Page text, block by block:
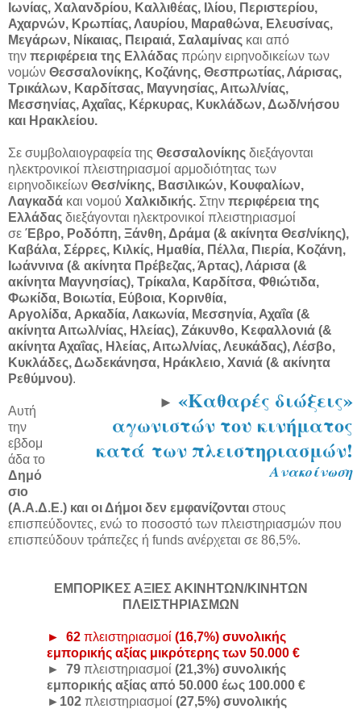
Ιωνίας, Χαλανδρίου, Καλλιθέας, Ιλίου, Περιστερίου,
Αχαρνών, Κρωπίας, Λαυρίου, Μαραθώνα, Ελευσίνας,
Μεγάρων, Νίκαιας, Πειραιά, Σαλαμίνας και από
την περιφέρεια της Ελλάδας πρώην ειρηνοδικείων των
νομών Θεσσαλονίκης, Κοζάνης, Θεσπρωτίας, Λάρισας,
Τρικάλων, Καρδίτσας, Μαγνησίας, Αιτωλ/νίας,
Μεσσηνίας, Αχαΐας, Κέρκυρας, Κυκλάδων, Δωδ/νήσου
και Ηρακλείου.
Σε συμβολαιογραφεία της Θεσσαλονίκης διεξάγονται
ηλεκτρονικοί πλειστηριασμοί αρμοδιότητας των
ειρηνοδικείων Θεσ/νίκης, Βασιλικών, Κουφαλίων,
Λαγκαδά και νομού Χαλκιδικής. Στην περιφέρεια της
Ελλάδας διεξάγονται ηλεκτρονικοί πλειστηριασμοί
σε Έβρο, Ροδόπη, Ξάνθη, Δράμα (& ακίνητα Θεσ/νίκης),
Καβάλα, Σέρρες, Κιλκίς, Ημαθία, Πέλλα, Πιερία, Κοζάνη,
Ιωάννινα (& ακίνητα Πρέβεζας, Άρτας), Λάρισα (&
ακίνητα Μαγνησίας), Τρίκαλα, Καρδίτσα, Φθιώτιδα,
Φωκίδα, Βοιωτία, Εύβοια, Κορινθία,
Αργολίδα, Αρκαδία, Λακωνία, Μεσσηνία, Αχαΐα (&
ακίνητα Αιτωλ/νίας, Ηλείας), Ζάκυνθο, Κεφαλλονιά (&
ακίνητα Αχαΐας, Ηλείας, Αιτωλ/νίας, Λευκάδας), Λέσβο,
Κυκλάδες, Δωδεκάνησα, Ηράκλειο, Χανιά (& ακίνητα
Ρεθύμνου).
► «Καθαρές διώξεις»
αγωνιστών του κινήματος
κατά των πλειστηριασμών!
Ανακοίνωση
Αυτή
την
εβδομ
άδα το
Δημό
σιο
(Α.Α.Δ.Ε.) και οι Δήμοι δεν εμφανίζονται στους
επισπεύδοντες, ενώ το ποσοστό των πλειστηριασμών που
επισπεύδουν τράπεζες ή funds ανέρχεται σε 86,5%.
ΕΜΠΟΡΙΚΕΣ ΑΞΙΕΣ ΑΚΙΝΗΤΩΝ/ΚΙΝΗΤΩΝ
ΠΛΕΙΣΤΗΡΙΑΣΜΩΝ
► 62 πλειστηριασμοί (16,7%) συνολικής
εμπορικής αξίας μικρότερης των 50.000 €
►
79 πλειστηριασμοί (21,3%) συνολικής
εμπορικής αξίας από 50.000 έως 100.000 €
► 102 πλειστηριασμοί (27,5%) συνολικής